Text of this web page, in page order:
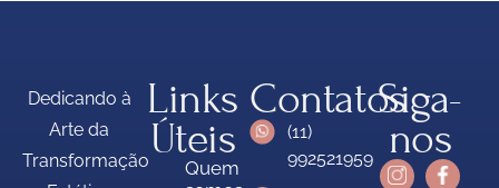
Dedicando à
Arte da
Transformação
Links
Úteis
Quem
Contatos
(11)
992521959
Siga-
nos